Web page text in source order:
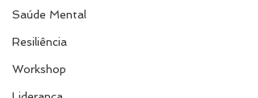
Saúde Mental
Resiliência
Workshop